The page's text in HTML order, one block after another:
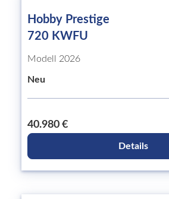
Hobby Prestige
720 KWFU
Modell 2026
Neu
40.980 €
Details